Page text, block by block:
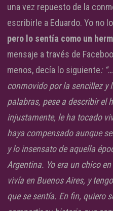
una vez repuesto de la
escribirle a Eduardo. Yo no
pero lo sentía como un
mensaje a través de
menos, decía lo siguiente:
conmovido por la sencillez y
palabras, pese a describir el
injustamente, le ha tocado
haya compensado aunque
y lo insensato de aquella
Argentina. Yo era un chico
vivía en Buenos Aires, y
que se sentía. En fin, quiero